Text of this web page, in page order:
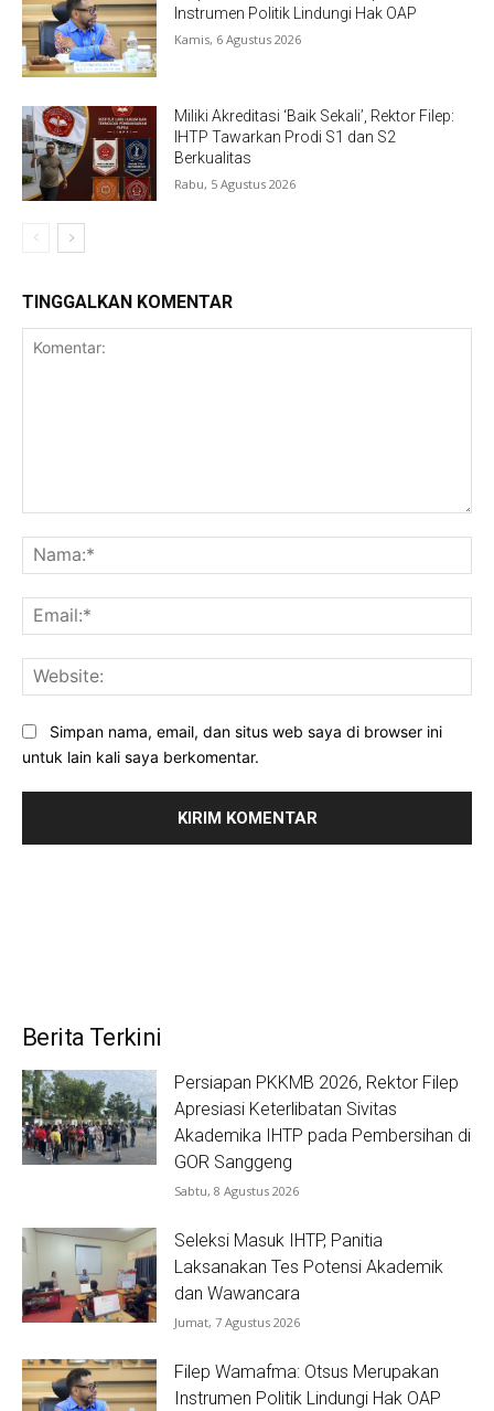
Instrumen Politik Lindungi Hak OAP
Kamis, 6 Agustus 2026
Miliki Akreditasi ‘Baik Sekali’, Rektor Filep:
IHTP Tawarkan Prodi S1 dan S2
Berkualitas
Rabu, 5 Agustus 2026
TINGGALKAN KOMENTAR
Simpan nama, email, dan situs web saya di browser ini
untuk lain kali saya berkomentar.
Berita Terkini
Persiapan PKKMB 2026, Rektor Filep
Apresiasi Keterlibatan Sivitas
Akademika IHTP pada Pembersihan di
GOR Sanggeng
Sabtu, 8 Agustus 2026
Seleksi Masuk IHTP, Panitia
Laksanakan Tes Potensi Akademik
dan Wawancara
Jumat, 7 Agustus 2026
Filep Wamafma: Otsus Merupakan
Instrumen Politik Lindungi Hak OAP